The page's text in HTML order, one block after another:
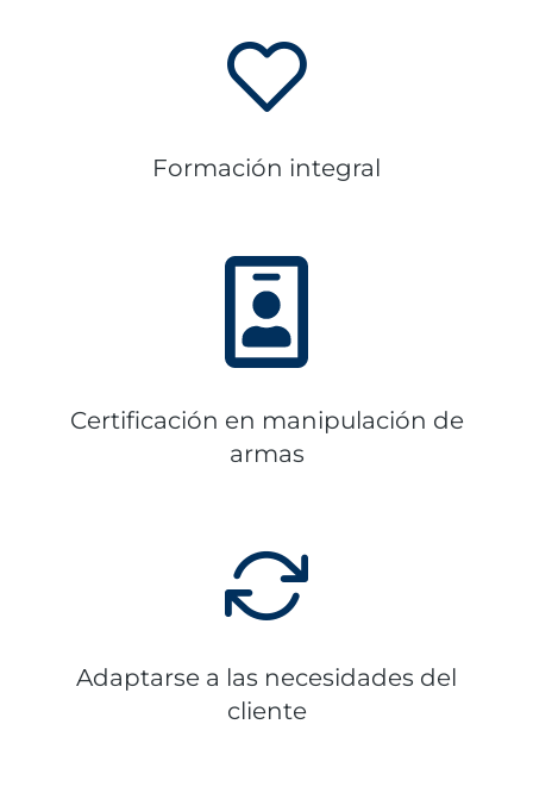
Formación integral
Certificación en manipulación de
armas
Adaptarse a las necesidades del
cliente